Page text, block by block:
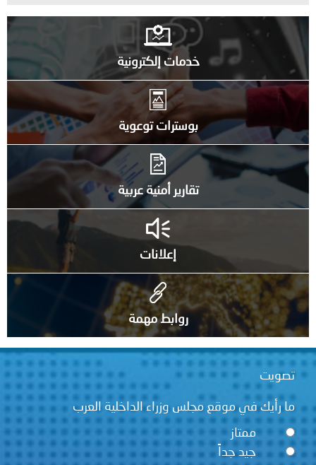
خدمات إلكترونية
بوسترات توعوية
روابط مهمة
مجلس وزراء الداخلية العرب